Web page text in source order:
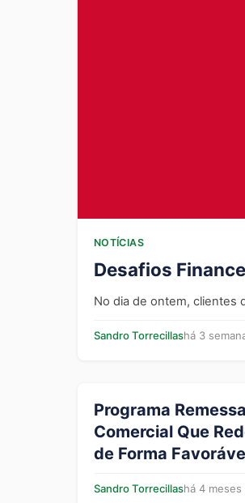
NOTÍCIAS
Desafios
No dia de ontem, clientes
Sandro Torrecillashá 3
Programa
Comercial Que
de Forma
Sandro Torrecillashá 4 meses